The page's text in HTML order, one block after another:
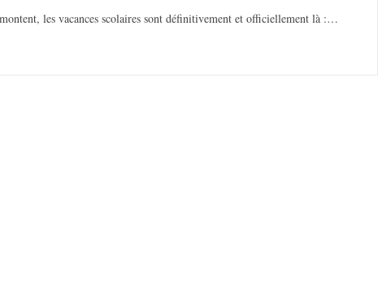
les vacances scolaires sont définitivement et officiellement là :…